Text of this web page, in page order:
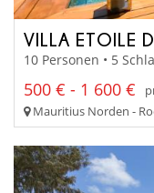
VILLA ETOILE
10 Personen • 5
500 € - 1 600 €
Mauritius Norden -